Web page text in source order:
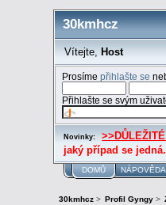
30kmhcz
Vítejte, Host
Prosímepřihlašte se
Přihlašte se svým
Novinky: >>DŮLEŽITÉ
jaký případ se
DOMŮ NÁPOVĚDA
30kmhcz> Profil Gyngy>